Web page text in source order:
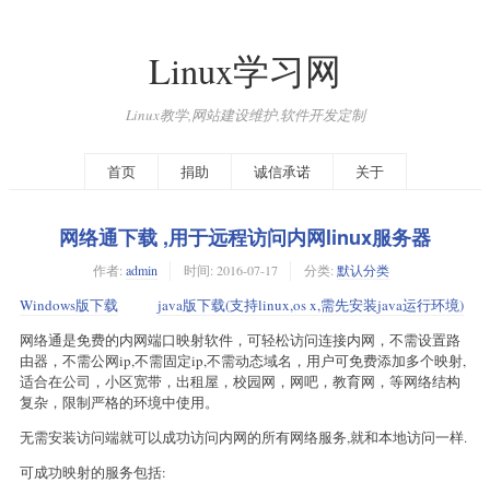
Linux学习网
Linux教学,网站建设维护,软件开发定制
首页 捐助 诚信承诺 关于
网络通下载 ,用于远程访问内网linux服务器
作者: admin 时间: 2016-07-17 分类: 默认分类
Windows版下载
java版下载(支持linux,os x,需先安装java运行环境)
网络通是免费的内网端口映射软件，可轻松访问连接内网，不需设置路
由器，不需公网ip,不需固定ip,不需动态域名，用户可免费添加多个映射,
适合在公司，小区宽带，出租屋，校园网，网吧，教育网，等网络结构
复杂，限制严格的环境中使用。
无需安装访问端就可以成功访问内网的所有网络服务,就和本地访问一样.
可成功映射的服务包括: